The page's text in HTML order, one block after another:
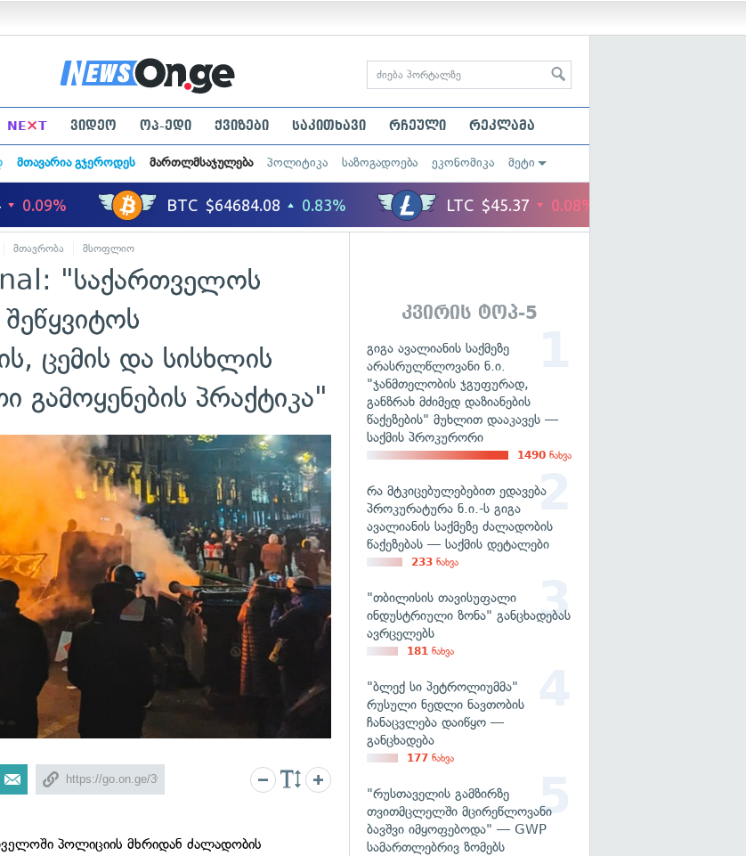
NE×T ვიდეო ოპ-ედი ქვიზები საკითხავი რჩეული რეკლამა
მთავარია გჯეროდეს მართლმსაჯულება პოლიტიკა საზოგადოება ეკონომიკა მეტი
მთავრობა მსოფლიო
"საქართველოს
ცემის და სისხლის
გამოყენების პრაქტიკა"
პოლიციის მხრიდან ძალადობის
კვირის ტოპ-5
გიგა ავალიანის საქმეზე
არასრულწლოვანი ნ.ი.
"ჯანმთელობის ჯგუფურად,
განზრახ მძიმედ დაზიანების
წაქეზების" მუხლით დააკავეს —
საქმის პროკურორი
1490 ნახვა
რა მტკიცებულებებით ედავება
პროკურატურა ნ.ი.-ს გიგა
ავალიანის საქმეზე ძალადობის
წაქეზებას — საქმის დეტალები
233 ნახვა
"თბილისის თავისუფალი
ინდუსტრიული ზონა" განცხადებას
ავრცელებს
181 ნახვა
"ბლექ სი პეტროლიუმმა"
რუსული ნედლი ნავთობის
ჩანაცვლება დაიწყო —
განცხადება
177 ნახვა
"რუსთაველის გამზირზე
თვითმცლელში მცირეწლოვანი
ბავშვი იმყოფებოდა" — GWP
სამართლებრივ ზომებს